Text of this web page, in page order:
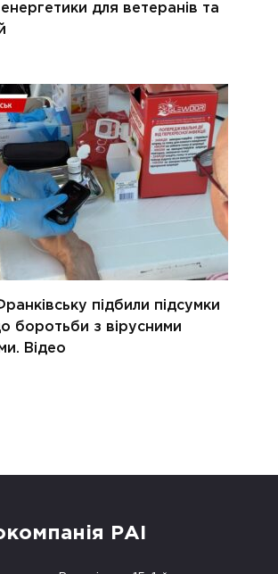
для ветеранів та
підбили підсумки
боротьби з вірусними
Відео
РАІ